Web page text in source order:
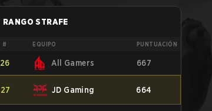
RANGO STRAFE
# EQUIPO PUNTUACIÓN
26 All Gamers 667
27 JD Gaming 664